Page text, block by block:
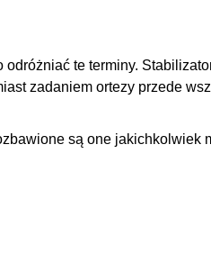
te terminy.
zadaniem ortezy przede
są one jakichkolwiek